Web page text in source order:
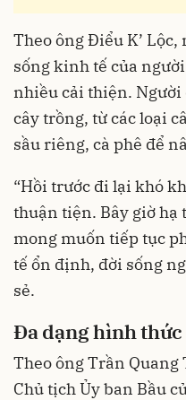
Theo ông Điểu K’
sống kinh tế của
nhiều cải thiện.
cây trồng, từ các loại
sầu riêng, cà phê để
“Hồi trước đi lại khó
thuận tiện. Bây giờ hạ
mong muốn tiếp tục
tế ổn định, đời sống
sẻ.
Đa dạng hình
Theo ông Trần Quang
Chủ tịch Ủy ban Bầu